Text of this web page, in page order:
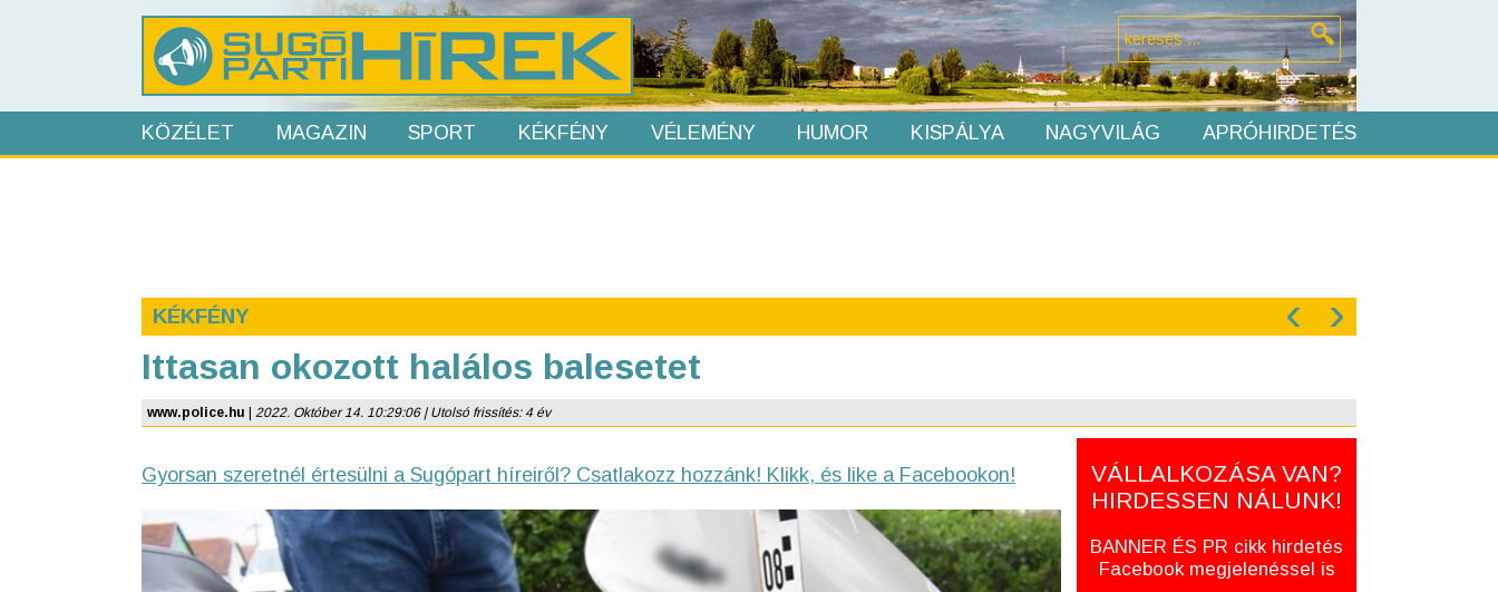
KÖZÉLET MAGAZIN SPORT KÉKFÉNY VÉLEMÉNY HUMOR KISPÁLYA NAGYVILÁG APRÓHIRDETÉS
KÉKFÉNY ‹ ›
Ittasan okozott halálos balesetet
www.police.hu 2022. Október 14. 10:29:06 | Utolsó frissítés: 4 év
Gyorsan szeretnél értesülni a Sugópart híreiről? Csatlakozz hozzánk! Klikk, és like a Facebookon!
VÁLLALKOZÁSA VAN?
HIRDESSEN NÁLUNK!
BANNER ÉS PR cikk hirdetés
Facebook megjelenéssel is